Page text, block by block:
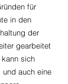
für
in den
der
gearbeitet
kann sich
und auch eine